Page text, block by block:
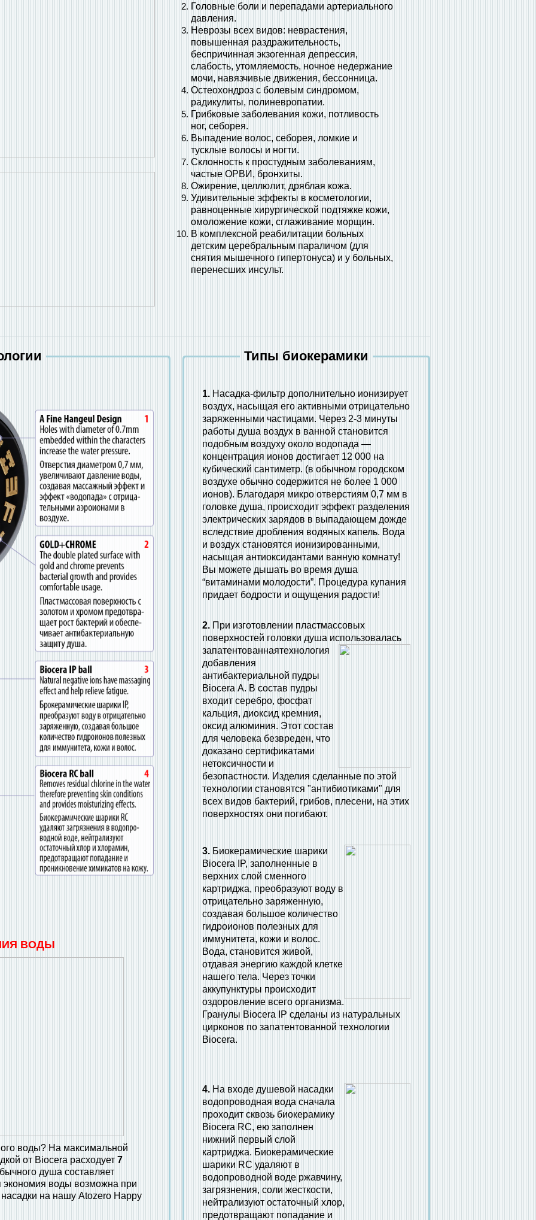
Головные боли и перепадами артериального
давления.
Неврозы всех видов: неврастения,
повышенная раздражительность,
беспричинная экзогенная депрессия,
слабость, утомляемость, ночное недержание
мочи, навязчивые движения, бессонница.
Остеохондроз с болевым синдромом,
радикулиты, полиневропатии.
Грибковые заболевания кожи, потливость
ног, себорея.
Выпадение волос, себорея, ломкие и
тусклые волосы и ногти.
Склонность к простудным заболеваниям,
частые ОРВИ, бронхиты.
Ожирение, целлюлит, дряблая кожа.
Удивительные эффекты в косметологии,
равноценные хирургической подтяжке кожи,
омоложение кожи, сглаживание морщин.
В комплексной реабилитации больных
детским церебральным параличом (для
снятия мышечного гипертонуса) и у больных,
перенесших инсульт.
ВОДЫ
воды? На максимальной
от Biocera расходует 7
душа составляет
экономия воды возможна при
на нашу Atozero Happy
Типы биокерамики
1. Насадка-фильтр дополнительно ионизирует
воздух, насыщая его активными отрицательно
заряженными частицами. Через 2-3 минуты
работы душа воздух в ванной становится
подобным воздуху около водопада —
концентрация ионов достигает 12 000 на
кубический сантиметр. (в обычном городском
воздухе обычно содержится не более 1 000
ионов). Благодаря микро отверстиям 0,7 мм в
головке душа, происходит эффект разделения
электрических зарядов в выпадающем дожде
вследствие дробления водяных капель. Вода
и воздух становятся ионизированными,
насыщая антиоксидантами ванную комнату!
Вы можете дышать во время душа
“витаминами молодости”. Процедура купания
придает бодрости и ощущения радости!
2. При изготовлении пластмассовых
поверхностей головки душа использовалась
запатентованнаятехнология
добавления
антибактериальной пудры
Biocera А. В состав пудры
входит серебро, фосфат
кальция, диоксид кремния,
оксид алюминия. Этот состав
для человека безвреден, что
доказано сертификатами
нетоксичности и
безопастности. Изделия сделанные по этой
технологии становятся "антибиотиками" для
всех видов бактерий, грибов, плесени, на этих
поверхностях они погибают.
3. Биокерамические шарики
Biocera IP, заполненные в
верхних слой сменного
картриджа, преобразуют воду в
отрицательно заряженную,
создавая большое количество
гидроионов полезных для
иммунитета, кожи и волос.
Вода, становится живой,
отдавая энергию каждой клетке
нашего тела. Через точки
аккупунктуры происходит
оздоровление всего организма.
Гранулы Biocera IP сделаны из натуральных
цирконов по запатентованной технологии
Biocera.
4. На входе душевой насадки
водопроводная вода сначала
проходит сквозь биокерамику
Biocera RC, ею заполнен
нижний первый слой
картриджа. Биокерамические
шарики RC удаляют в
водопроводной воде ржавчину,
загрязнения, соли жесткости,
нейтрализуют остаточный хлор,
предотвращают попадание и